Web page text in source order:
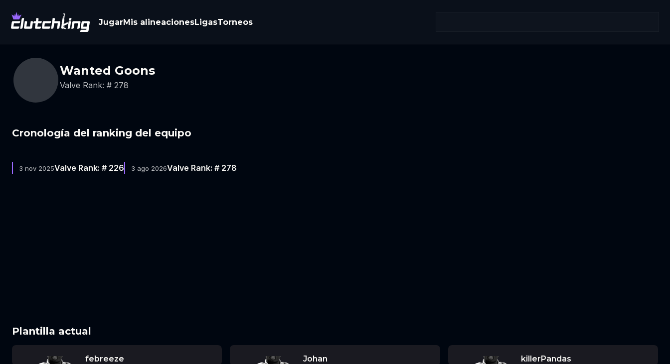
JugarMis alineacionesLigasTorneos
Wanted Goons
Valve Rank: # 278
Cronología del ranking del equipo
3 nov 2025Valve Rank: # 226 3 ago 2026Valve Rank: # 278
Plantilla actual
febreeze Johan killerPandas